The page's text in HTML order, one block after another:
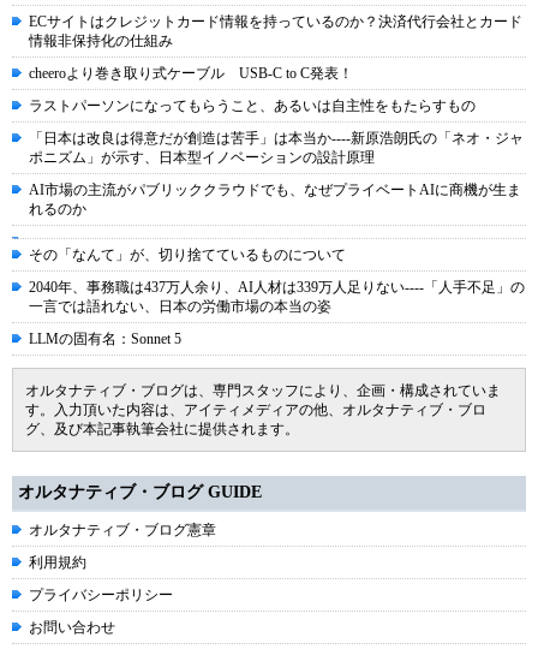
ECサイトはクレジットカード情報を持っているのか？決済代行会社とカード
情報非保持化の仕組み
cheeroより巻き取り式ケーブル USB-C to C発表！
ラストパーソンになってもらうこと、あるいは自主性をもたらすもの
「日本は改良は得意だが創造は苦手」は本当か----新原浩朗氏の「ネオ・ジャ
ポニズム」が示す、日本型イノベーションの設計原理
AI市場の主流がパブリッククラウドでも、なぜプライベートAIに商機が生ま
れるのか
その「なんて」が、切り捨てているものについて
2040年、事務職は437万人余り、AI人材は339万人足りない----「人手不足」の
一言では語れない、日本の労働市場の本当の姿
LLMの固有名：Sonnet 5
オルタナティブ・ブログは、専門スタッフにより、企画・構成されていま
す。入力頂いた内容は、アイティメディアの他、オルタナティブ・ブロ
グ、及び本記事執筆会社に提供されます。
オルタナティブ・ブログ GUIDE
オルタナティブ・ブログ憲章
利用規約
プライバシーポリシー
お問い合わせ